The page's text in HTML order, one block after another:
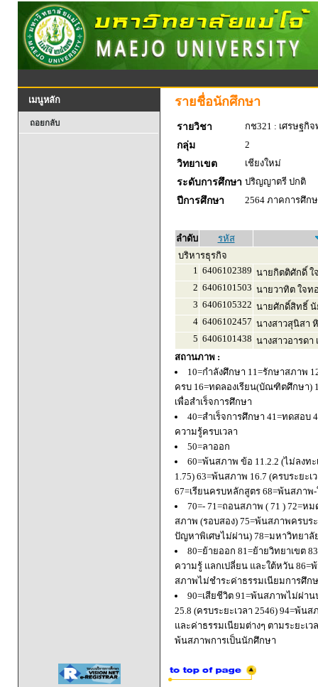
เมนูหลัก
ถอยกลับ
รายชื่อนักศึกษา
รายวิชา
กช321 : เศรษฐกิ
กลุ่ม
2
วิทยาเขต
เชียงใหม่
ระดับการศึกษา ปริญญาตรี ปกติ
ปีการศึกษา
2564 ภาคการศึก
ลำดับ
รหัส
บริหารธุรกิจ
1 6406102389 นายกิตติศักดิ์ ใ
2 6406101503 นายวาทิต ใจท
3 6406105322 นายศักดิ์สิทธิ์
4 6406102457 นางสาวสุนิสา
5 6406101438 นางสาวอารดา
สถานภาพ :
10=กำลังศึกษา 11=รักษาสภาพ
ครบ 16=ทดลองเรียน(บัณฑิตศึกษา)
เพื่อสำเร็จการศึกษา
40=สำเร็จการศึกษา 41=ทดสอบ
ความรู้ครบเวลา
50=ลาออก
60=พ้นสภาพ ข้อ 11.2.2 (ไม่ลงท
1.75) 63=พ้นสภาพ 16.7 (ครบระยะ
67=เรียนครบหลักสูตร 68=พ้นสภา
70=- 71=ถอนสภาพ ( 71 ) 72=
สภาพ (รอบสอง) 75=พ้นสภาพครบ
ปัญหาพิเศษไม่ผ่าน) 78=มหาวิทยา
80=ย้ายออก 81=ย้ายวิทยาเขต
ความรู้ แลกเปลี่ยน และใต้หวัน
สภาพไม่ชำระค่าธรรมเนียมการศึก
90=เสียชีวิต 91=พ้นสภาพไม่ผ่า
25.8 (ครบระยะเวลา 2546) 94=พ้
และค่าธรรมเนียมต่างๆ ตามระยะเ
พ้นสภาพการเป็นนักศึกษา